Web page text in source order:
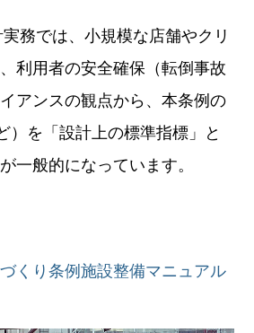
務では、小規模な店舗やクリ
利用者の安全確保（転倒事故
アンスの観点から、本条例の
）を「設計上の標準指標」と
一般的になっています。
くり条例施設整備マニュアル